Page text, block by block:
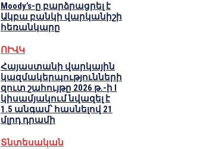
Moody’s-ը բարձրացրել է
Ակբա բանկի վարկանիշի
հեռանկարը
ՈՒՎԿ
Հայաստանի վարկային
կազմակերպությունների
զուտ շահույթը 2026 թ.-ի I
կիսամյակում նվազել է
1.5 անգամ՝ հասնելով 21
մլրդ դրամի
Տնտեսական